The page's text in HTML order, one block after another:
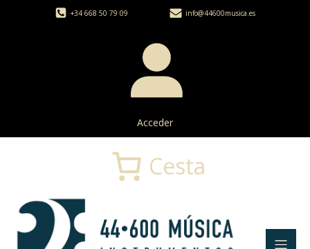
+34 668 50 79 09 info@44600musica.es
Acceder
Cesta